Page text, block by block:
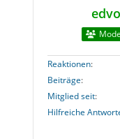
Reaktionen
Beiträge
Mitglied seit
Hilfreiche